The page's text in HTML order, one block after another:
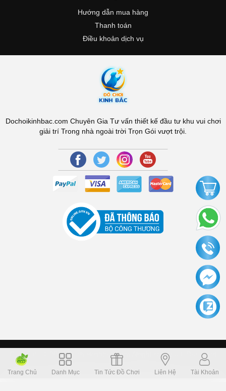
Hướng dẫn mua hàng
Thanh toán
Điều khoản dịch vụ
Dochoikinhbac.com Chuyên Gia Tư vấn thiết kế đầu tư khu vui chơi
giải trí Trong nhà ngoài trời Trọn Gói vượt trội.
Copyright © 2006 Dochoikinhbac.com Alright reversed. Designed
Dochoikinhbac.vn.cung cấp bởi sapo
Trang Chủ
Danh Mục Tin Tức Đồ Chơi Liên Hệ Tài Khoản